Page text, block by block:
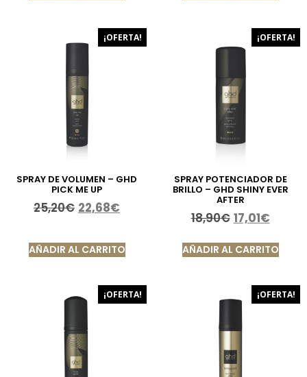
¡OFERTA!
SPRAY DE VOLUMEN – GHD
PICK ME UP
25,20€ 22,68€
AÑADIR AL CARRITO
¡OFERTA!
SPRAY POTENCIADOR DE
BRILLO – GHD SHINY EVER
AFTER
18,90€ 17,01€
AÑADIR AL CARRITO
¡OFERTA! ¡OFERTA!